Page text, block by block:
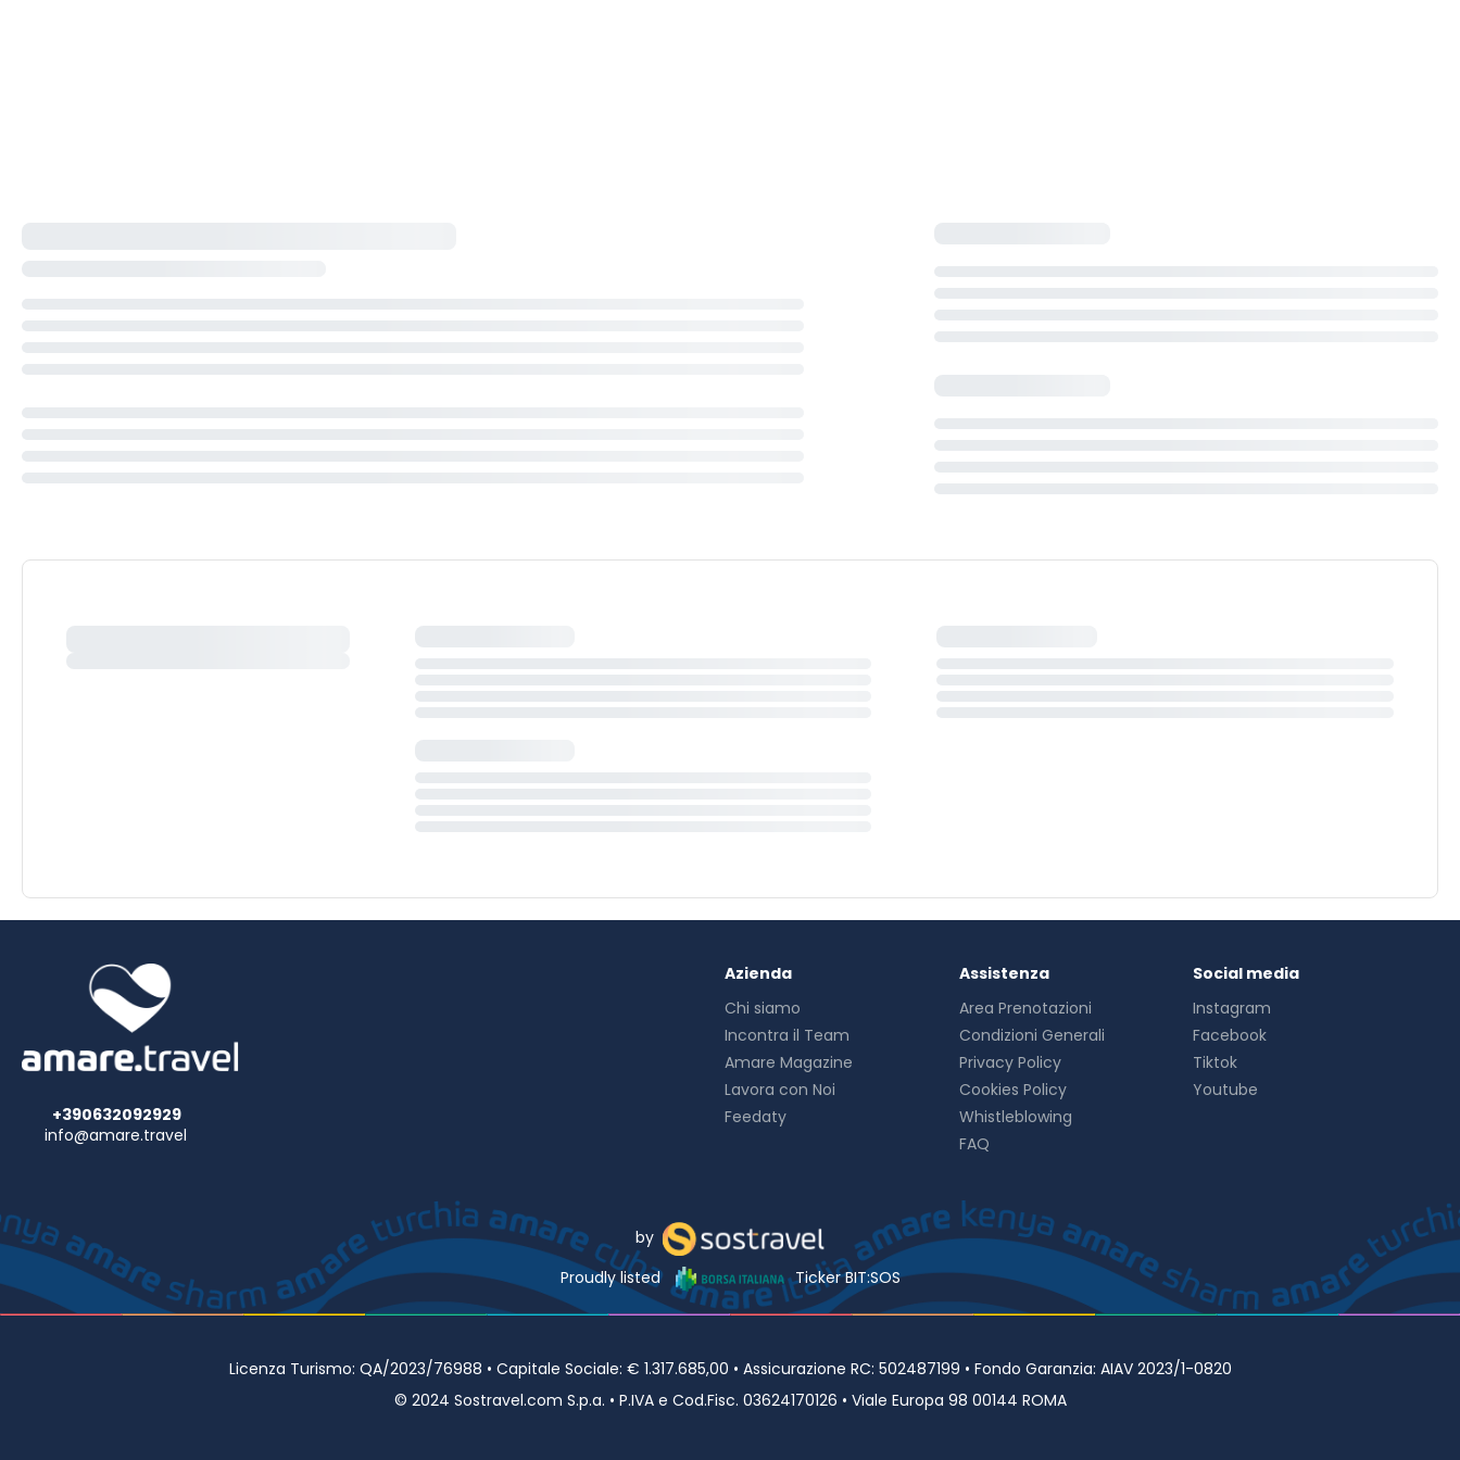
+390632092929
info@amare.travel
Azienda
Chi siamo
Incontra il Team
Amare Magazine
Lavora con Noi
Feedaty
Assistenza
Area Prenotazioni
Condizioni Generali
Privacy Policy
Cookies Policy
Whistleblowing
FAQ
Social media
Instagram
Facebook
Tiktok
Youtube
by
Proudly listed
Ticker BIT:SOS
Licenza Turismo: QA/2023/76988 • Capitale Sociale: € 1.317.685,00 • Assicurazione RC: 502487199 • Fondo Garanzia: AIAV 2023/1-0820
© 2024 Sostravel.com S.p.a. • P.IVA e Cod.Fisc. 03624170126 • Viale Europa 98 00144 ROMA